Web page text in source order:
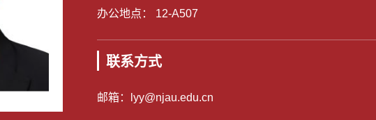
办公地点： 12-A507
联系方式
邮箱： lyy@njau.edu.cn